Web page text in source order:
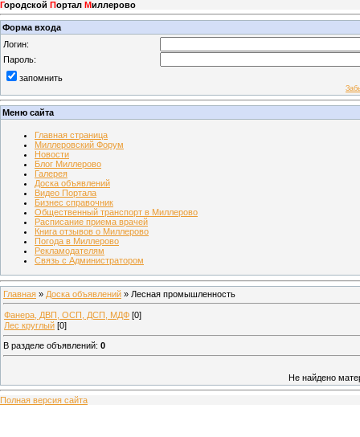
Городской Портал Миллерово
Форма входа
Логин:
Пароль:
запомнить
Меню сайта
Главная страница
Миллеровский Форум
Новости
Блог Миллерово
Галерея
Доска объявлений
Видео Портала
Бизнес справочник
Общественный транспорт в Миллерово
Расписание приема врачей
Книга отзывов о Миллерово
Погода в Миллерово
Рекламодателям
Связь с Администратором
Главная » Доска объявлений » Лесная промышленность
Фанера, ДВП, ОСП, ДСП, МДФ [0]
Лес круглый [0]
В разделе объявлений: 0
Не найдено
Полная версия сайта